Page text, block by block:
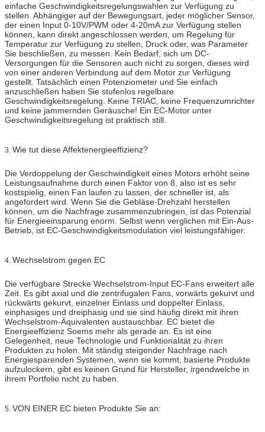
einfache Geschwindigkeitsregelungswahlen zur Verfügung zu
stellen. Abhängiger auf der Bewegungsart, jeder möglicher Sensor,
der einen Input 0-10V/PWM oder 4-20mA zur Verfügung stellen
können, kann direkt angeschlossen werden, um Regelung für
Temperatur zur Verfügung zu stellen, Druck oder, was Parameter
Sie beschließen, zu messen. Kein Bedarf, sich um DC-
Versorgungen für die Sensoren auch nicht zu sorgen, dieses wird
von einer anderen Verbindung auf dem Motor zur Verfügung
gestellt. Tatsächlich einen Potenziometer und Sie einfach
anzuschließen haben Sie stufenlos regelbare
Geschwindigkeitsregelung. Keine TRIAC, keine Frequenzumrichter
und keine jammernden Geräusche! Ein EC-Motor unter
Geschwindigkeitsregelung ist praktisch still.
3. Wie tut diese Affektenergieeffizienz?
Die Verdoppelung der Geschwindigkeit eines Motors erhöht seine
Leistungsaufnahme durch einen Faktor von 8, also ist es sehr
kostspielig, einen Fan laufen zu lassen, der schneller ist, als
angefordert wird. Wenn Sie die Gebläse-Drehzahl herstellen
können, um die Nachfrage zusammenzubringen, ist das Potenzial
für Energieeinsparung enorm. Selbst wenn verglichen mit Ein-Aus-
Betrieb, ist EC-Geschwindigkeitsmodulation viel leistungsfähiger.
4. Wechselstrom gegen EC
Die verfügbare Strecke Wechselstrom-Input EC-Fans erweitert alle
Zeit. Es gibt axial und die zentrifugalen Fans, vorwärts gekurvt und
rückwärts gekurvt, einzelner Einlass und doppelter Einlass,
einphasiges und dreiphasig und sie sind häufig direkt mit ihren
Wechselstrom-Äquivalenten austauschbar. EC bietet die
Energieeffizienz Soems mehr als gerade an. Es ist eine
Gelegenheit, neue Technologie und Funktionalität zu ihren
Produkten zu holen. Mit ständig steigender Nachfrage nach
Energiesparenden Systemen, wenn sie kommt, basierte Produkte
aufzulockern, gibt es keinen Grund für Hersteller, irgendwelche in
ihrem Portfolio nicht zu haben.
5. VON EINER EC bieten Produkte Sie an: